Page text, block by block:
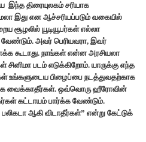
இந்த திரையுலகம் சரியாக
இது என ஆச்சரியப்படும் வகையில்
சூழலில் யூடியூபர்கள் எல்லா
அவர் பெரியவரா, இவர்
கூடாது. நாங்கள் என்ன அரசியலா
படம் எடுக்கிறோம். யாருக்கு எந்த
உங்களுடைய பிழைப்பை நடத்துவதற்காக
கை வைக்காதீர்கள். ஒவ்வொரு ஹீரோவின்
கட்டாயம் பார்க்க வேண்டும்.
பலிகடா ஆகி விடாதீர்கள்” என்று கேட்டுக்